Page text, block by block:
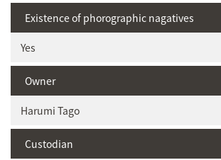
Existence of phorographic nagatives
Yes
Owner
Harumi Tago
Custodian